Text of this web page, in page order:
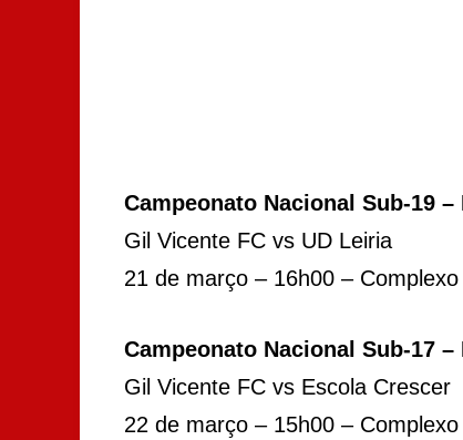
Campeonato Nacional Sub-19
Gil Vicente FC vs UD Leiria
21 de março – 16h00 –
Campeonato Nacional Sub-17
Gil Vicente FC vs Escola Crescer
22 de março – 15h00 –